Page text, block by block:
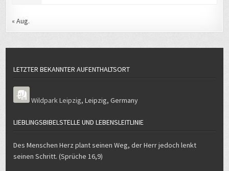
« Aug.
LETZTER BEKANNTER AUFENTHALTSORT
Wildpark Leipzig,Leipzig,Germany
LIEBLINGSBIBELSTELLE UND LEBENSLEITLINIE
Des Menschen Herz plant seinen Weg, der Herr jedoch lenkt
seinen Schritt. (Sprüche 16,9)